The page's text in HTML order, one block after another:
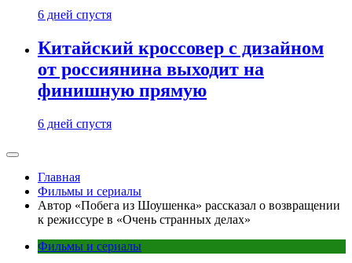
6 дней спустя
Китайский кроссовер с дизайном
от россиянина выходит на
финишную прямую
6 дней спустя
Главная
Фильмы и сериалы
Автор «Побега из Шоушенка» рассказал о возвращении
к режиссуре в «Очень странных делах»
Фильмы и сериалы